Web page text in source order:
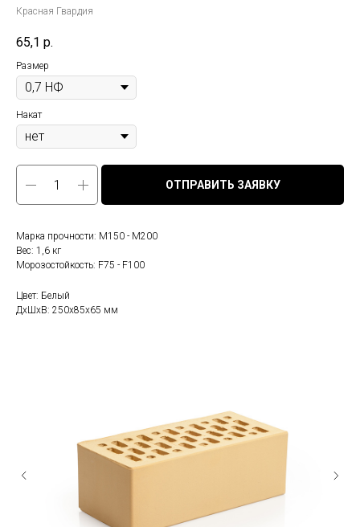
Красная Гвардия
65,1 р.
Размер
Накат
ОТПРАВИТЬ ЗАЯВКУ
Марка прочности: М150 - М200
Вес: 1,6 кг
Морозостойкость: F75 - F100
Цвет: Белый
ДxШxВ: 250x85x65 мм